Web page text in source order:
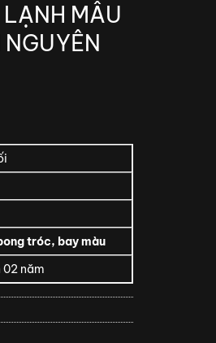
MẪU
tróc, bay màu
02 năm